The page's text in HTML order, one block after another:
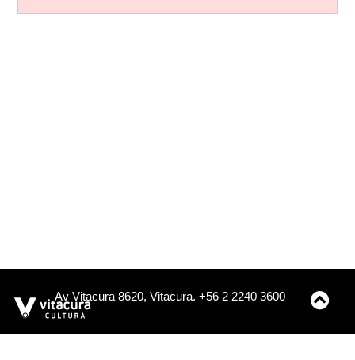
Av Vitacura 8620, Vitacura. +56 2 2240 3600